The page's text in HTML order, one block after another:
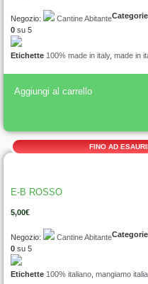
Negozio:
Cantine Abitante
0 su 5
Categorie
Etichette 100% made in italy, made in
Aggiungi al carrello
FINO AD
E-B ROSSO
5,00€
Negozio:
Cantine Abitante
0 su 5
Categorie
Etichette 100% italiano mangiamo